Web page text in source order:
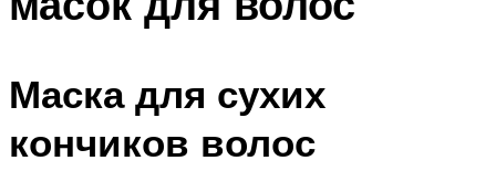
Маска для сухих
кончиков волос